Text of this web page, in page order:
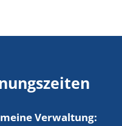
Verwaltung: